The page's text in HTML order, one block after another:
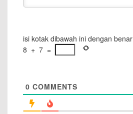
isi kotak dibawah ini dengan benar
8 + 7 =
0 COMMENTS